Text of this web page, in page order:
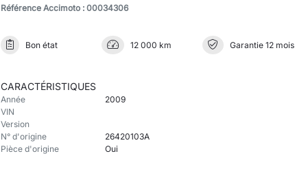
Référence Accimoto : 00034306
Bon état 12 000 km Garantie 12 mois
CARACTÉRISTIQUES
Année
2009
VIN
Version
N° d'origine
26420103A
Pièce d'origine
Oui